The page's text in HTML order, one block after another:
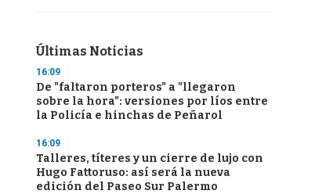
Últimas Noticias
16:09
De "faltaron porteros" a "llegaron
sobre la hora": versiones por líos entre
la Policía e hinchas de Peñarol
16:09
Talleres, títeres y un cierre de lujo con
Hugo Fattoruso: así será la nueva
edición del Paseo Sur Palermo